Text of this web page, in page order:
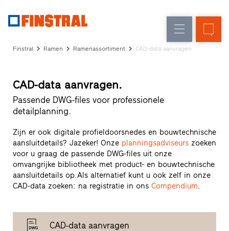
Glasgevels
Studio
zoeken
Snelle
Finstral Ramen Ramenassortiment CAD-data aanvragen
CAD-data aanvragen.
Passende DWG-files voor professionele
detailplanning.
Zijn er ook digitale profieldoorsnedes en bouwtechnische
aansluitdetails? Jazeker! Onze planningsadviseurs zoeken
voor u graag de passende DWG-files uit onze
omvangrijke bibliotheek met product- en bouwtechnische
aansluitdetails op.Als alternatief kunt u ook zelf in onze
CAD-data zoeken: na registratie in ons Compendium.
CAD-data aanvragen